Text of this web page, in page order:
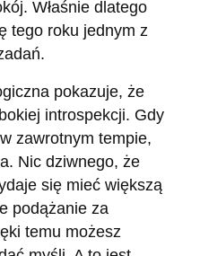
Właśnie dlatego
tego roku jednym z
pokazuje, że
introspekcji. Gdy
zawrotnym tempie,
Nic dziwnego, że
się mieć większą
podążanie za
temu możesz